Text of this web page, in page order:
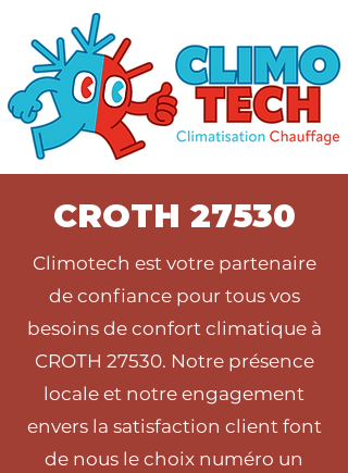
CROTH 27530
Climotech est votre partenaire
de confiance pour tous vos
besoins de confort climatique à
CROTH 27530. Notre présence
locale et notre engagement
envers la satisfaction client font
de nous le choix numéro un